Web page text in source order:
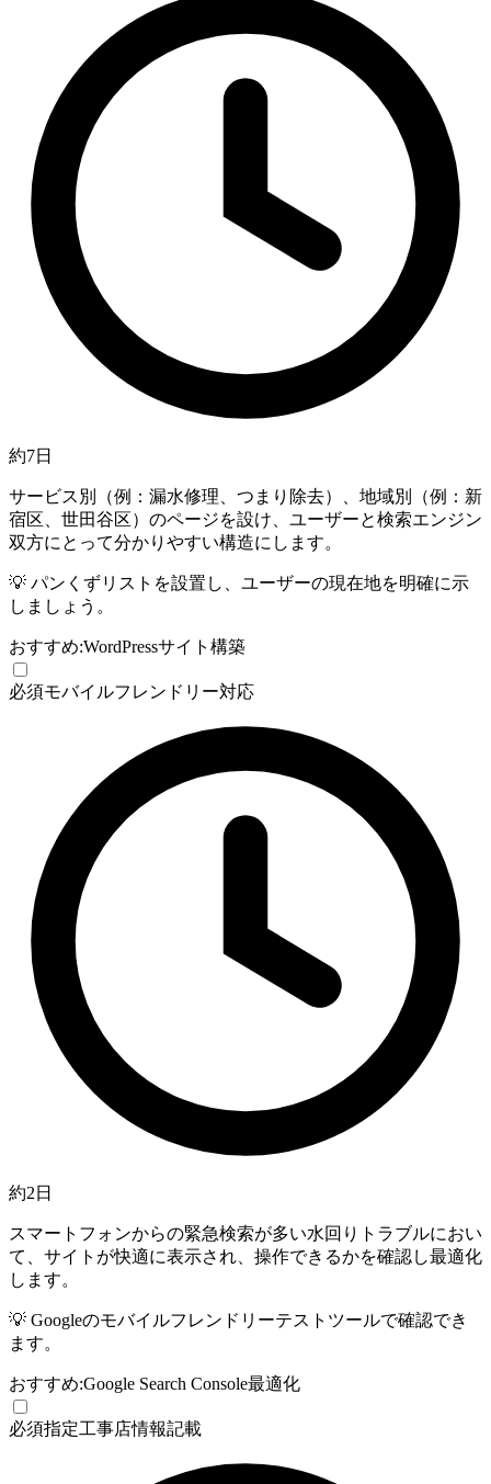
約7日
サービス別（例：漏水修理、つまり除去）、地域別（例：新
宿区、世田谷区）のページを設け、ユーザーと検索エンジン
双方にとって分かりやすい構造にします。
💡 パンくずリストを設置し、ユーザーの現在地を明確に示
しましょう。
おすすめ:WordPressサイト構築
必須モバイルフレンドリー対応
約2日
スマートフォンからの緊急検索が多い水回りトラブルにおい
て、サイトが快適に表示され、操作できるかを確認し最適化
します。
💡 Googleのモバイルフレンドリーテストツールで確認でき
ます。
おすすめ:Google Search Console最適化
必須指定工事店情報記載